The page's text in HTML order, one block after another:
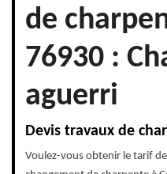
de
76930 :
aguerri
Devis travaux de
Voulez-vous obtenir le tarif